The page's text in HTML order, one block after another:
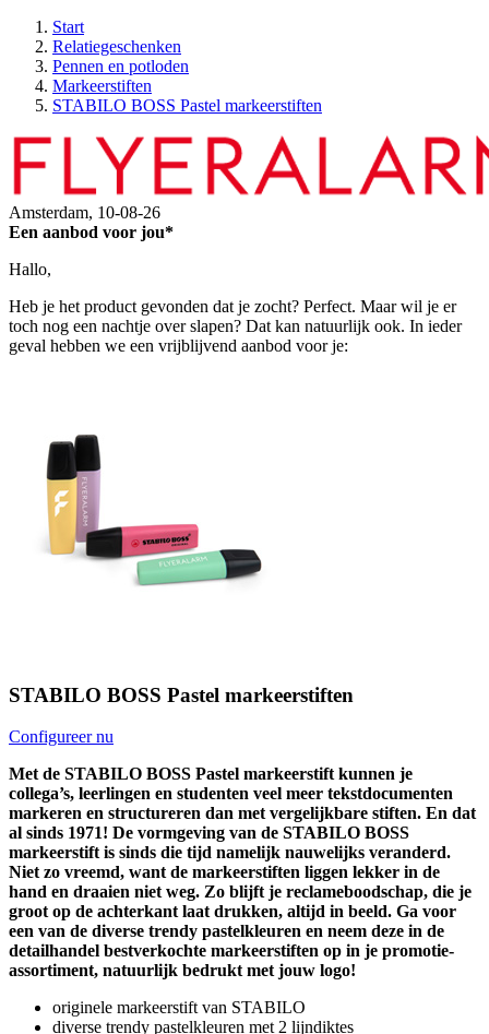
Start
Relatiegeschenken
Pennen en potloden
Markeerstiften
STABILO BOSS Pastel markeerstiften
Amsterdam, 10-08-26
Een aanbod voor jou*
Hallo,
Heb je het product gevonden dat je zocht? Perfect. Maar wil je er
toch nog een nachtje over slapen? Dat kan natuurlijk ook. In ieder
geval hebben we een vrijblijvend aanbod voor je:
STABILO BOSS Pastel markeerstiften
Configureer nu
Met de STABILO BOSS Pastel markeerstift kunnen je
collega’s, leerlingen en studenten veel meer tekstdocumenten
markeren en structureren dan met vergelijkbare stiften. En dat
al sinds 1971! De vormgeving van de STABILO BOSS
markeerstift is sinds die tijd namelijk nauwelijks veranderd.
Niet zo vreemd, want de markeerstiften liggen lekker in de
hand en draaien niet weg. Zo blijft je reclameboodschap, die je
groot op de achterkant laat drukken, altijd in beeld. Ga voor
een van de diverse trendy pastelkleuren en neem deze in de
detailhandel bestverkochte markeerstiften op in je promotie-
assortiment, natuurlijk bedrukt met jouw logo!
originele markeerstift van STABILO
diverse trendy pastelkleuren met 2 lijndiktes